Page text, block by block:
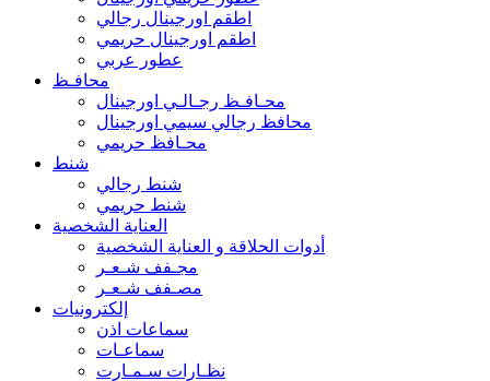
اطقم اورجينال رجالي
اطقم اورجينال حريمي
عطور عربي
محافـظ
محـافـظ رجـالـي اورجينال
محافظ رجالي سيمي اورجينال
محـافظ حريمي
شنط
شنط رجالي
شنط حريمي
العناية الشخصية
أدوات الحلاقة و العناية الشخصية
مجـفف شـعـر
مصـفف شـعـر
إلكترونيات
سماعات اذن
سماعـات
نظـارات سـمـارت